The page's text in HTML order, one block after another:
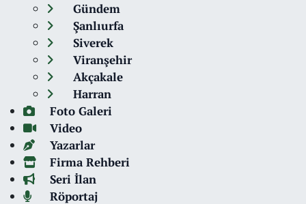
Gündem
Şanlıurfa
Siverek
Viranşehir
Akçakale
Harran
Foto Galeri
Video
Yazarlar
Firma Rehberi
Seri İlan
Röportaj